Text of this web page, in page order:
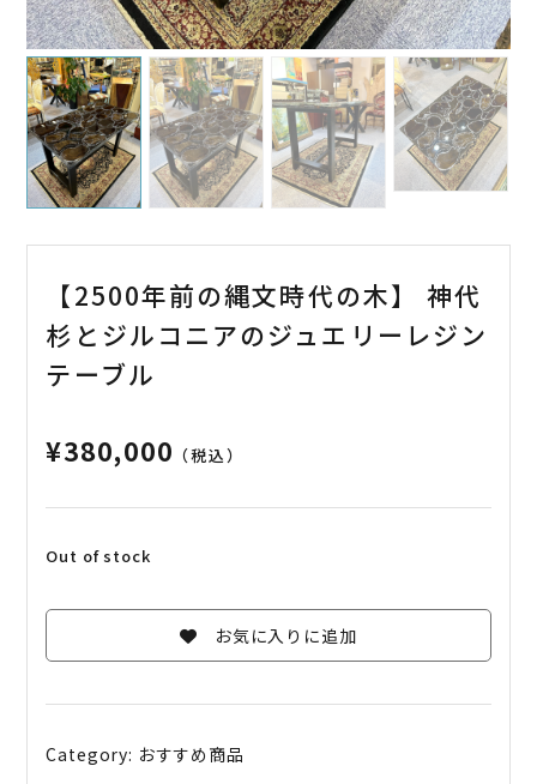
【2500年前の縄文時代の木】 神代
杉とジルコニアのジュエリーレジン
テーブル
¥380,000 （税込）
Out of stock
お気に入りに追加
Category: おすすめ商品